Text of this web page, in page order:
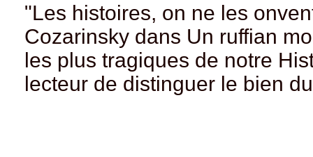
"Les histoires, on ne les
Cozarinsky dans Un ruffian
les plus tragiques de notre
lecteur de distinguer le bien